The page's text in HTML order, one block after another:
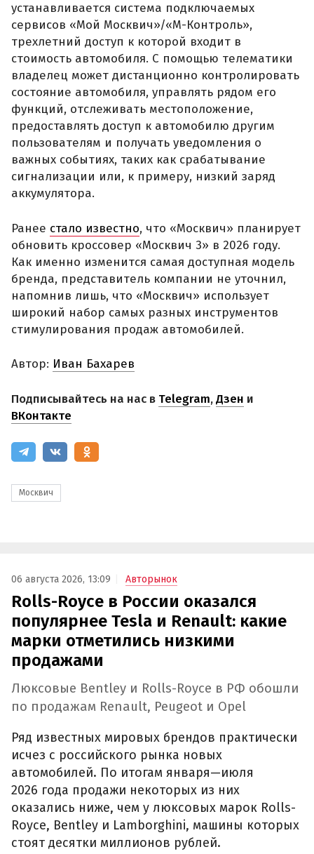
устанавливается система подключаемых
сервисов «Мой Москвич»/«М-Контроль»,
трехлетний доступ к которой входит в
стоимость автомобиля. С помощью телематики
владелец может дистанционно контролировать
состояние автомобиля, управлять рядом его
функций, отслеживать местоположение,
предоставлять доступ к автомобилю другим
пользователям и получать уведомления о
важных событиях, таких как срабатывание
сигнализации или, к примеру, низкий заряд
аккумулятора.
Ранее стало известно, что «Москвич» планирует
обновить кроссовер «Москвич 3» в 2026 году.
Как именно изменится самая доступная модель
бренда, представитель компании не уточнил,
напомнив лишь, что «Москвич» использует
широкий набор самых разных инструментов
стимулирования продаж автомобилей.
Автор: Иван Бахарев
Подписывайтесь на нас в Telegram,Дзен и
ВКонтакте
Москвич
06 августа 2026, 13:09 Авторынок
Rolls-Royce в России оказался
популярнее Tesla и Renault: какие
марки отметились низкими
продажами
Люксовые Bentley и Rolls-Royce в РФ обошли
по продажам Renault, Peugeot и Opel
Ряд известных мировых брендов практически
исчез с российского рынка новых
автомобилей. По итогам января—июля
2026 года продажи некоторых из них
оказались ниже, чем у люксовых марок Rolls-
Royce, Bentley и Lamborghini, машины которых
стоят десятки миллионов рублей.